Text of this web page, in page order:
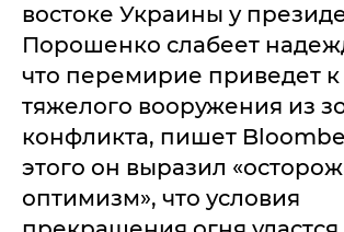
востоке Украины у
Порошенко слабеет
что перемирие приведет к
тяжелого вооружения из
конфликта, пишет
этого он выразил
оптимизм», что условия